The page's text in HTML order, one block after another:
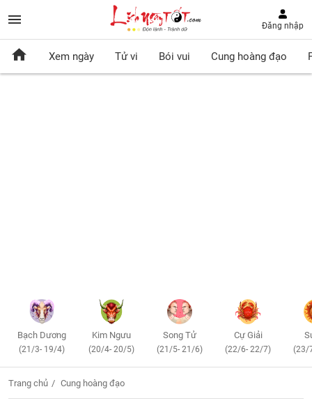
Đăng nhập
Xem ngày Tử vi Bói vui Cung hoàng đạo
Bạch Dương
(21/3- 19/4)
Kim Ngưu
(20/4- 20/5)
Song Tử
(21/5- 21/6)
Cự Giải
(22/6- 22/7) (23/
Trang chủ Cung hoàng đạo